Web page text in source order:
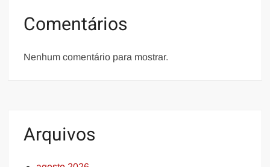
Comentários
Nenhum comentário para mostrar.
Arquivos